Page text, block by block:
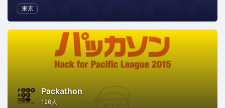
東京
Packathon
126人